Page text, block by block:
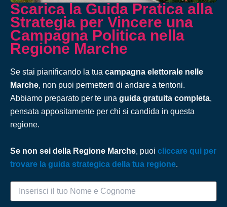
Scarica la Guida Pratica alla
Strategia per Vincere una
Campagna Politica nella
Regione Marche
Se stai pianificando la tua campagna elettorale nelle
Marche, non puoi permetterti di andare a tentoni.
Abbiamo preparato per te una guida gratuita completa,
pensata appositamente per chi si candida in questa
regione.
Se non sei della Regione Marche, puoi cliccare qui per
trovare la guida strategica della tua regione.